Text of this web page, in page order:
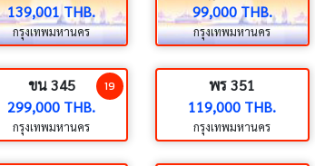
139,001 THB.
กรุงเทพมหานคร
99,000 THB.
กรุงเทพมหานคร
ขน 345
299,000 THB.
กรุงเทพมหานคร
19
พร 351
119,000 THB.
กรุงเทพมหานคร